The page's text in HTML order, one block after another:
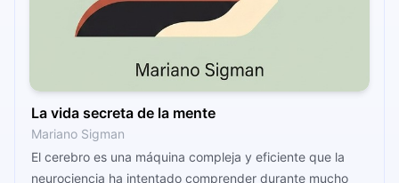
La vida secreta de la mente
Mariano Sigman
El cerebro es una máquina compleja y eficiente que la
neurociencia ha intentado comprender durante mucho